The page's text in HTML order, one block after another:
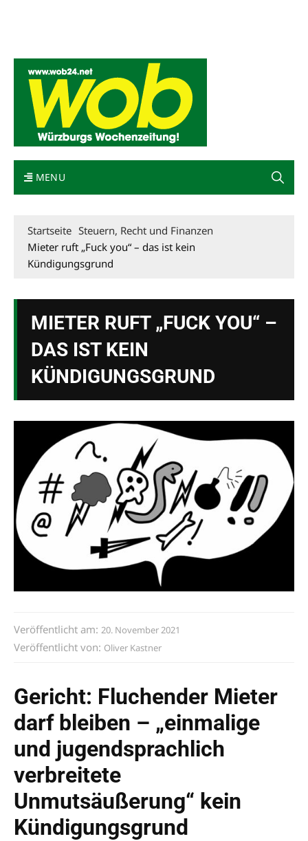
MENU
Startseite Steuern, Recht und Finanzen
Mieter ruft „Fuck you“ – das ist kein
Kündigungsgrund
MIETER RUFT „FUCK YOU“ –
DAS IST KEIN
KÜNDIGUNGSGRUND
Veröffentlicht am: 20. November 2021
Veröffentlicht von: Oliver Kastner
Gericht: Fluchender Mieter
darf bleiben – „einmalige
und jugendsprachlich
verbreitete
Unmutsäußerung“ kein
Kündigungsgrund